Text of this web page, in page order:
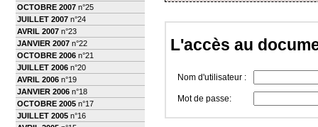
OCTOBRE 2007 n°25
JUILLET 2007 n°24
AVRIL 2007 n°23
JANVIER 2007 n°22
OCTOBRE 2006 n°21
JUILLET 2006 n°20
AVRIL 2006 n°19
JANVIER 2006 n°18
OCTOBRE 2005 n°17
JUILLET 2005 n°16
L'accès au
Nom d'utilisateur :
Mot de passe: